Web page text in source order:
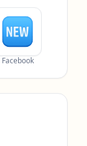
Facebook